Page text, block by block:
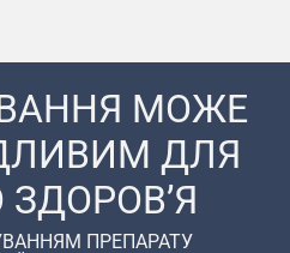
МОЖЕ
ДЛЯ
ПРЕПАРАТУ